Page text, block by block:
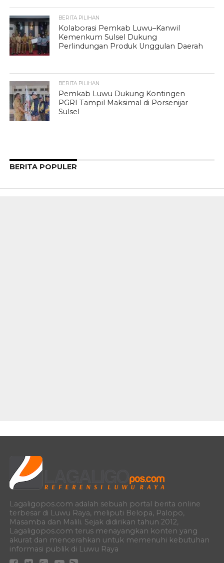
BERITA PILIHAN
Kolaborasi Pemkab Luwu–Kanwil
Kemenkum Sulsel Dukung
Perlindungan Produk Unggulan Daerah
BERITA PILIHAN
Pemkab Luwu Dukung Kontingen
PGRI Tampil Maksimal di Porsenijar
Sulsel
BERITA POPULER
Lagaligopos.com adalah sebuah portal berita online
terbesar di Luwu Raya, meliputi Belopa, Palopo,
Masamba dan Malili. Sejak didirikan tahun 2012,
Lagaligopos.com terus menayangkan konten yang
akurat dan mencerahkan untuk memenuhi kebutuhan
informasi publik di Luwu Raya